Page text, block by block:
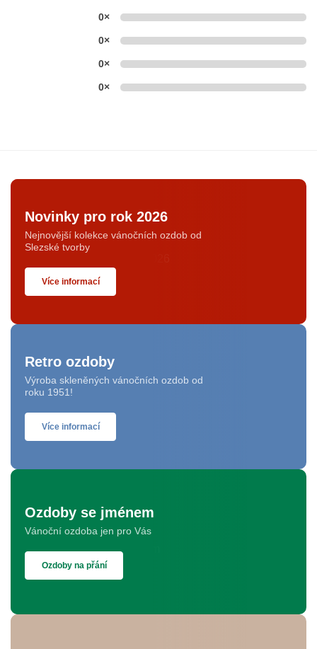
0×
0×
0×
0×
Novinky pro rok 2026
Nejnovější kolekce vánočních ozdob od
Slezské tvorby
Více informací
Retro ozdoby
Výroba skleněných vánočních ozdob od
roku 1951!
Více informací
Ozdoby se jménem
Vánoční ozdoba jen pro Vás
Ozdoby na přání